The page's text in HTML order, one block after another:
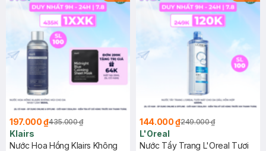
197.000 ₫435.000 ₫
Klairs
Nước Hoa Hồng Klairs Không
144.000 ₫249.000 ₫
L'Oreal
Nước Tẩy Trang L'Oreal Tươi